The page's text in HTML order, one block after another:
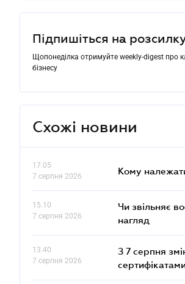
Підпишіться на
Щопонеділка отримуйте weekly-digest про
бізнесу
Схожі новини
17.05
7 серпня 2026
Кому
15.10
7 серпня 2026
Чи звільняє
нагляд
13.40
7 серпня 2026
З 7 серпня